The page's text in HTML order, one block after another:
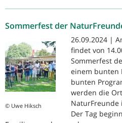
Sommerfest der
© Uwe Hiksch
26.09.2024 |
findet von
Sommerfest
einem bunten
bunten
werden die
NaturFreunde
Der Tag